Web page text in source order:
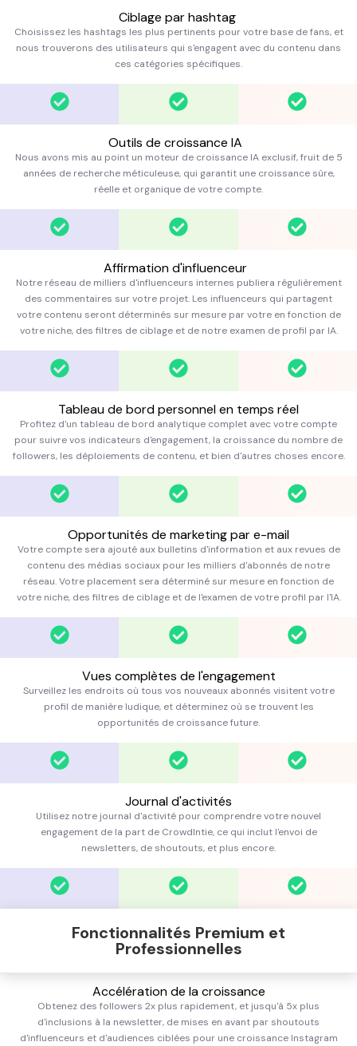
Ciblage par hashtag
Choisissez les hashtags les plus pertinents pour votre base de fans, et
nous trouverons des utilisateurs qui s'engagent avec du contenu dans
ces catégories spécifiques.
Outils de croissance IA
Nous avons mis au point un moteur de croissance IA exclusif, fruit de 5
années de recherche méticuleuse, qui garantit une croissance sûre,
réelle et organique de votre compte.
Affirmation d'influenceur
Notre réseau de milliers d'influenceurs internes publiera régulièrement
des commentaires sur votre projet. Les influenceurs qui partagent
votre contenu seront déterminés sur mesure par votre en fonction de
votre niche, des filtres de ciblage et de notre examen de profil par IA.
Tableau de bord personnel en temps réel
Profitez d'un tableau de bord analytique complet avec votre compte
pour suivre vos indicateurs d'engagement, la croissance du nombre de
followers, les déploiements de contenu, et bien d'autres choses encore.
Opportunités de marketing par e-mail
Votre compte sera ajouté aux bulletins d'information et aux revues de
contenu des médias sociaux pour les milliers d'abonnés de notre
réseau. Votre placement sera déterminé sur mesure en fonction de
votre niche, des filtres de ciblage et de l'examen de votre profil par l'IA.
Vues complètes de l'engagement
Surveillez les endroits où tous vos nouveaux abonnés visitent votre
profil de manière ludique, et déterminez où se trouvent les
opportunités de croissance future.
Journal d'activités
Utilisez notre journal d'activité pour comprendre votre nouvel
engagement de la part de CrowdIntie, ce qui inclut l'envoi de
newsletters, de shoutouts, et plus encore.
Fonctionnalités Premium et
Professionnelles
Accélération de la croissance
Obtenez des followers 2x plus rapidement, et jusqu'à 5x plus
d'inclusions à la newsletter, de mises en avant par shoutouts
d'influenceurs et d'audiences ciblées pour une croissance Instagram